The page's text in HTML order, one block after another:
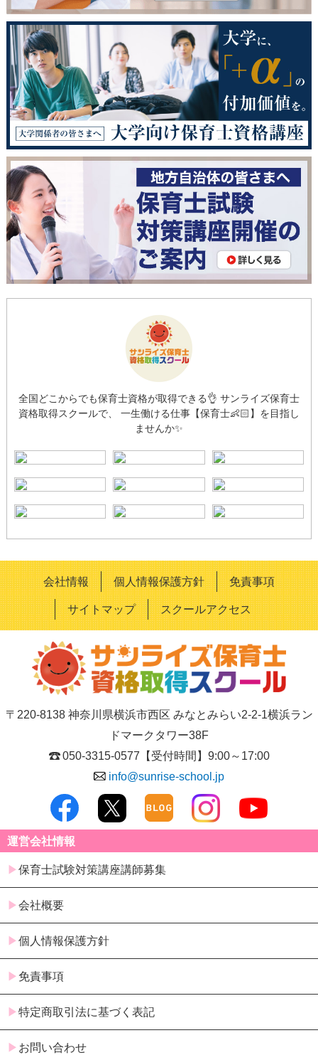
全国どこからでも保育士資格が取得できる👌 サンライズ保育士
資格取得スクールで、 一生働ける仕事【保育士👶🏻】を目指し
ませんか✨
会社情報 個人情報保護方針 免責事項
サイトマップ スクールアクセス
〒220-8138 神奈川県横浜市西区 みなとみらい2-2-1横浜ラン
ドマークタワー38F
050-3315-0577 【受付時間】9:00～17:00
info@sunrise-school.jp
運営会社情報
保育士試験対策講座講師募集
会社概要
個人情報保護方針
免責事項
特定商取引法に基づく表記
お問い合わせ